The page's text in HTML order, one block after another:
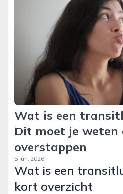
Wat is een
Dit moet je weten
overstappen
5 jun. 2026
Wat is een
kort overzicht